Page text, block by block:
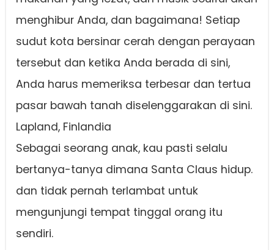
menghibur Anda, dan bagaimana! Setiap
sudut kota bersinar cerah dengan perayaan
tersebut dan ketika Anda berada di sini,
Anda harus memeriksa terbesar dan tertua
pasar bawah tanah diselenggarakan di sini.
Lapland, Finlandia
Sebagai seorang anak, kau pasti selalu
bertanya-tanya dimana Santa Claus hidup.
dan tidak pernah terlambat untuk
mengunjungi tempat tinggal orang itu
sendiri.